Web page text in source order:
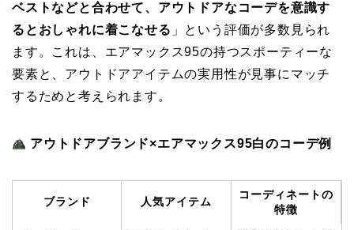
ベストなどと合わせて、アウトドアなコーデを意識す
るとおしゃれに着こなせる 」という評価が多数見られ
ます。これは、エアマックス95の持つスポーティーな
要素と、アウトドアアイテムの実用性が見事にマッチ
するためと考えられます。
アウトドアブランド×エアマックス95白のコーデ例
ブランド 人気アイテム
コーディネートの
特徴